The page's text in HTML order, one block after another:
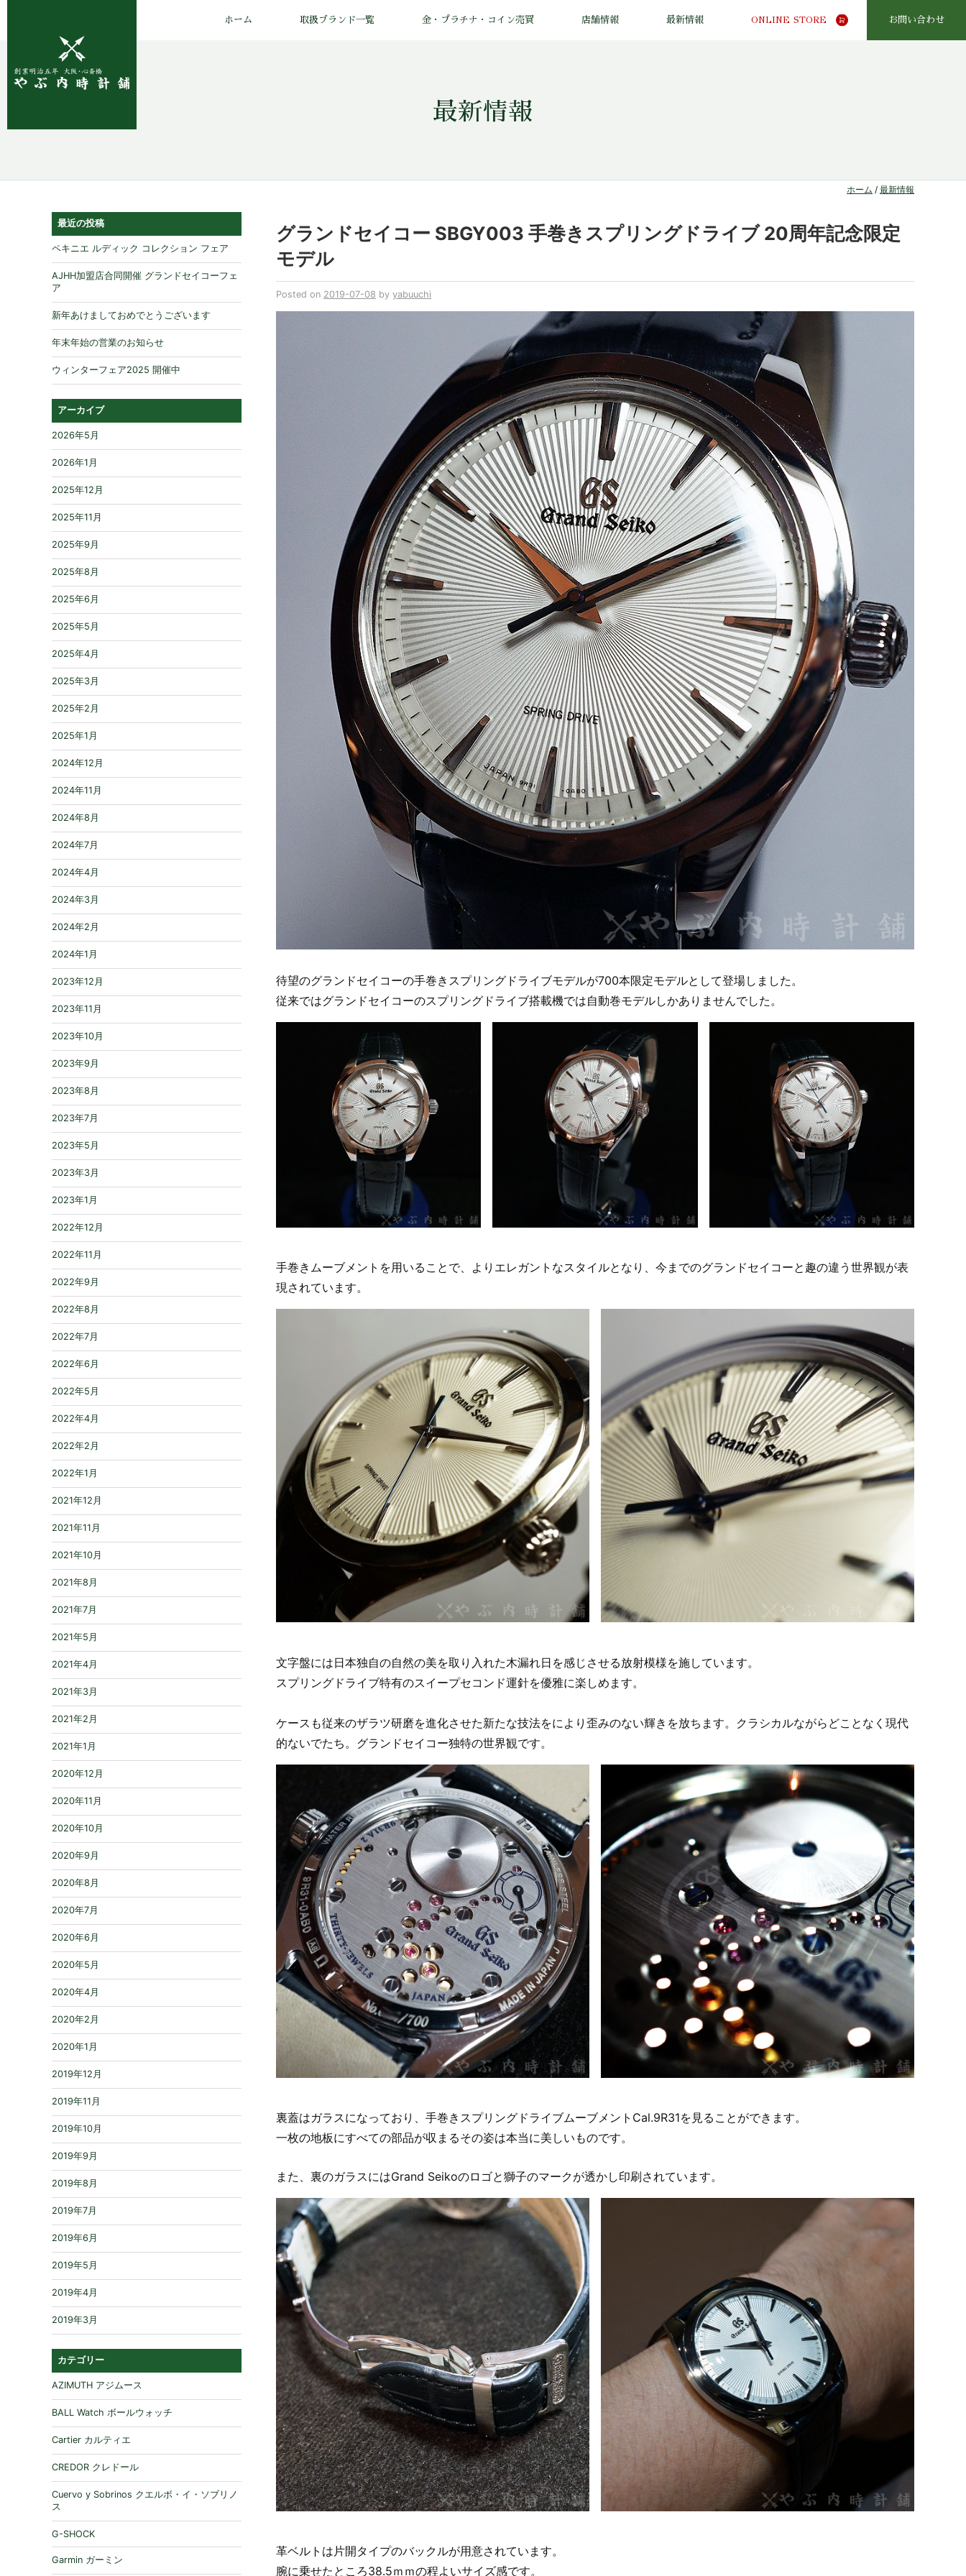
ホーム 取扱ブランド一覧 金・プラチナ・コイン売買 店舗情報 最新情報 ONLINE STORE お問い合わせ
最新情報
ホーム / 最新情報
グランドセイコー SBGY003 手巻きスプリングドライブ 20周年記念限定
モデル
Posted on 2019-07-08 by yabuuchi
待望のグランドセイコーの手巻きスプリングドライブモデルが700本限定モデルとして登場しました。
従来ではグランドセイコーのスプリングドライブ搭載機では自動巻モデルしかありませんでした。
手巻きムーブメントを用いることで、よりエレガントなスタイルとなり、今までのグランドセイコーと趣の違う世界観が表
現されています。
文字盤には日本独自の自然の美を取り入れた木漏れ日を感じさせる放射模様を施しています。
スプリングドライブ特有のスイープセコンド運針を優雅に楽しめます。
ケースも従来のザラツ研磨を進化させた新たな技法をにより歪みのない輝きを放ちます。クラシカルながらどことなく現代
的ないでたち。グランドセイコー独特の世界観です。
裏蓋はガラスになっており、手巻きスプリングドライブムーブメントCal.9R31を見ることができます。
一枚の地板にすべての部品が収まるその姿は本当に美しいものです。
また、裏のガラスにはGrand Seikoのロゴと獅子のマークが透かし印刷されています。
革ベルトは片開タイプのバックルが用意されています。
腕に乗せたところ38.5ｍｍの程よいサイズ感です。
最近の投稿
ペキニエ ルディック コレクション フェア
AJHH加盟店合同開催 グランドセイコーフェ
ア
新年あけましておめでとうございます
年末年始の営業のお知らせ
ウィンターフェア2025 開催中
アーカイブ
2026年5月
2026年1月
2025年12月
2025年11月
2025年9月
2025年8月
2025年6月
2025年5月
2025年4月
2025年3月
2025年2月
2025年1月
2024年12月
2024年11月
2024年8月
2024年7月
2024年4月
2024年3月
2024年2月
2024年1月
2023年12月
2023年11月
2023年10月
2023年9月
2023年8月
2023年7月
2023年5月
2023年3月
2023年1月
2022年12月
2022年11月
2022年9月
2022年8月
2022年7月
2022年6月
2022年5月
2022年4月
2022年2月
2022年1月
2021年12月
2021年11月
2021年10月
2021年8月
2021年7月
2021年5月
2021年4月
2021年3月
2021年2月
2021年1月
2020年12月
2020年11月
2020年10月
2020年9月
2020年8月
2020年7月
2020年6月
2020年5月
2020年4月
2020年2月
2020年1月
2019年12月
2019年11月
2019年10月
2019年9月
2019年8月
2019年7月
2019年6月
2019年5月
2019年4月
2019年3月
カテゴリー
AZIMUTH アジムース
BALL Watch ボールウォッチ
Cartier カルティエ
CREDOR クレドール
Cuervo y Sobrinos クエルボ・イ・ソブリノ
ス
G-SHOCK
Garmin ガーミン